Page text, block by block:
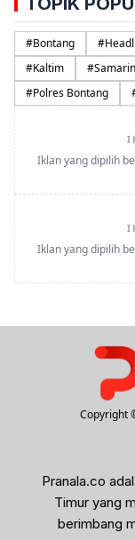
#Bontang #
#Kaltim #
#Polres Bontang
Iklan yang dipilih
Iklan yang dipilih
Copyright
Pranala.co
Timur yang
berimbang